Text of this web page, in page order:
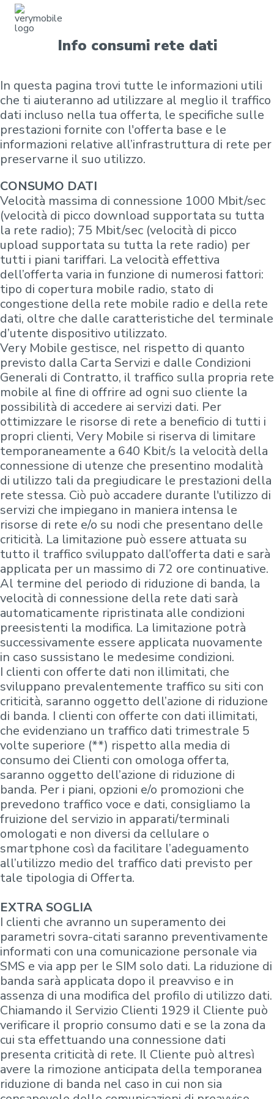
Info consumi rete dati
In questa pagina trovi tutte le informazioni utili
che ti aiuteranno ad utilizzare al meglio il traffico
dati incluso nella tua offerta, le specifiche sulle
prestazioni fornite con l'offerta base e le
informazioni relative all’infrastruttura di rete per
preservarne il suo utilizzo.
CONSUMO DATI
Velocità massima di connessione 1000 Mbit/sec
(velocità di picco download supportata su tutta
la rete radio); 75 Mbit/sec (velocità di picco
upload supportata su tutta la rete radio) per
tutti i piani tariffari. La velocità effettiva
dell’offerta varia in funzione di numerosi fattori:
tipo di copertura mobile radio, stato di
congestione della rete mobile radio e della rete
dati, oltre che dalle caratteristiche del terminale
d’utente dispositivo utilizzato.
Very Mobile gestisce, nel rispetto di quanto
previsto dalla Carta Servizi e dalle Condizioni
Generali di Contratto, il traffico sulla propria rete
mobile al fine di offrire ad ogni suo cliente la
possibilità di accedere ai servizi dati. Per
ottimizzare le risorse di rete a beneficio di tutti i
propri clienti, Very Mobile si riserva di limitare
temporaneamente a 640 Kbit/s la velocità della
connessione di utenze che presentino modalità
di utilizzo tali da pregiudicare le prestazioni della
rete stessa. Ciò può accadere durante l'utilizzo di
servizi che impiegano in maniera intensa le
risorse di rete e/o su nodi che presentano delle
criticità. La limitazione può essere attuata su
tutto il traffico sviluppato dall’offerta dati e sarà
applicata per un massimo di 72 ore continuative.
Al termine del periodo di riduzione di banda, la
velocità di connessione della rete dati sarà
automaticamente ripristinata alle condizioni
preesistenti la modifica. La limitazione potrà
successivamente essere applicata nuovamente
in caso sussistano le medesime condizioni.
I clienti con offerte dati non illimitati, che
sviluppano prevalentemente traffico su siti con
criticità, saranno oggetto dell’azione di riduzione
di banda. I clienti con offerte con dati illimitati,
che evidenziano un traffico dati trimestrale 5
volte superiore (**) rispetto alla media di
consumo dei Clienti con omologa offerta,
saranno oggetto dell’azione di riduzione di
banda. Per i piani, opzioni e/o promozioni che
prevedono traffico voce e dati, consigliamo la
fruizione del servizio in apparati/terminali
omologati e non diversi da cellulare o
smartphone così da facilitare l’adeguamento
all’utilizzo medio del traffico dati previsto per
tale tipologia di Offerta.
EXTRA SOGLIA
I clienti che avranno un superamento dei
parametri sovra-citati saranno preventivamente
informati con una comunicazione personale via
SMS e via app per le SIM solo dati. La riduzione di
banda sarà applicata dopo il preavviso e in
assenza di una modifica del profilo di utilizzo dati.
Chiamando il Servizio Clienti 1929 il Cliente può
verificare il proprio consumo dati e se la zona da
cui sta effettuando una connessione dati
presenta criticità di rete. Il Cliente può altresì
avere la rimozione anticipata della temporanea
riduzione di banda nel caso in cui non sia